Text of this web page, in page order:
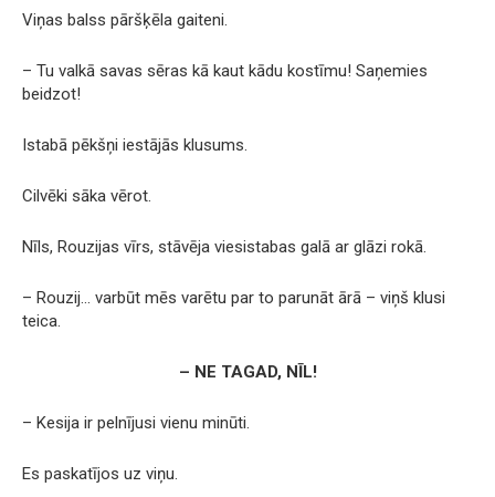
Viņas balss pāršķēla gaiteni.
– Tu valkā savas sēras kā kaut kādu kostīmu! Saņemies
beidzot!
Istabā pēkšņi iestājās klusums.
Cilvēki sāka vērot.
Nīls, Rouzijas vīrs, stāvēja viesistabas galā ar glāzi rokā.
– Rouzij… varbūt mēs varētu par to parunāt ārā – viņš klusi
teica.
– NE TAGAD, NĪL!
– Kesija ir pelnījusi vienu minūti.
Es paskatījos uz viņu.